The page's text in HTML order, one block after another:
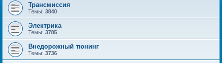
Трансмиссия
Темы: 3840
Электрика
Темы: 3785
Внедорожный тюнинг
Темы: 3736